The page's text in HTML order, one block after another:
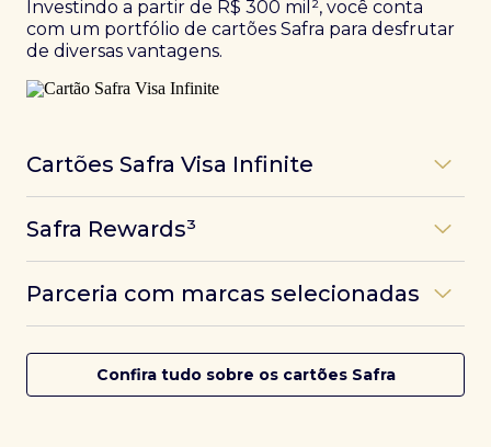
Investindo a partir de R$ 300 mil², você conta
com um portfólio de cartões Safra para desfrutar
de diversas vantagens.
Cartões Safra Visa Infinite
experiências refinadas a benefícios únicos, como
converte seus investimentos em limite no cartão e
conta com acesso a mais de 1.400 salas VIP Dragon
Pass ao redor do mundo.
Safra Rewards³
das melhores pontuações do mercado.
Parceria com marcas selecionadas
cartões Safra.
Confira tudo sobre os cartões Safra